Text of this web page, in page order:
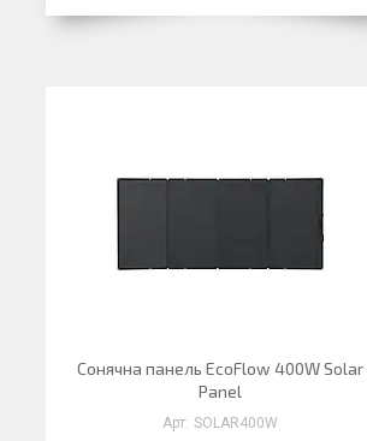
Сонячна панель EcoFlow 400W Solar
Panel
SOLAR400W